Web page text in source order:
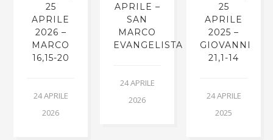
25
APRILE
2026 –
MARCO
16,15-20
24 APRILE
2026
APRILE –
SAN
MARCO
EVANGELISTA
24 APRILE
2026
25
APRILE
2025 –
GIOVANNI
21,1-14
24 APRILE
2025